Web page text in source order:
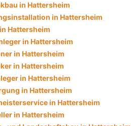
in Hattersheim
in Hattersheim
Hattersheim
in Hattersheim
in Hattersheim
in Hattersheim
in Hattersheim
in Hattersheim
in Hattersheim
in Hattersheim